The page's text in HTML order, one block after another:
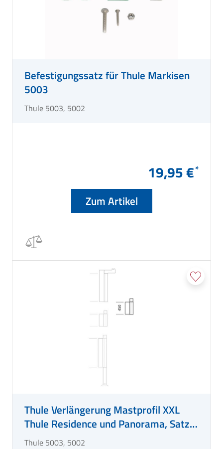
Befestigungssatz für Thule Markisen
5003
Thule 5003, 5002
19,95 €
Zum Artikel
Thule Verlängerung Mastprofil XXL
Thule Residence und Panorama, Satz
links und rechts
Thule 5003, 5002